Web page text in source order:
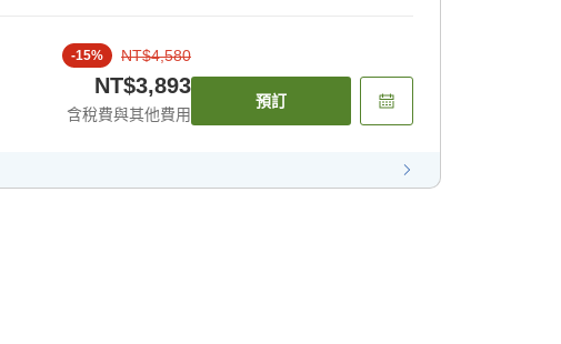
-15% NT$4,580
NT$3,893
含稅費與其他費用
預訂